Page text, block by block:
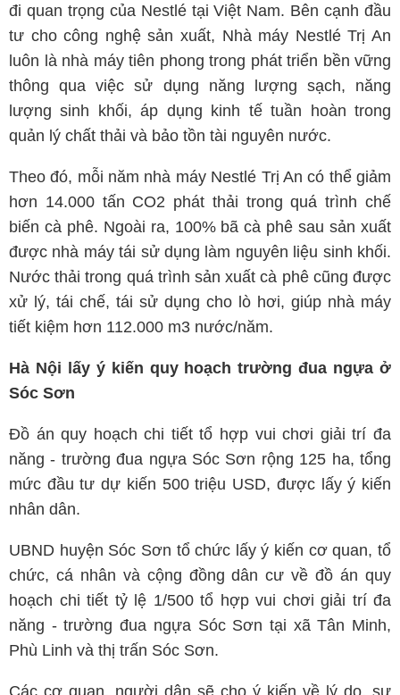
đi quan trọng của Nestlé tại Việt Nam. Bên cạnh đầu
tư cho công nghệ sản xuất, Nhà máy Nestlé Trị An
luôn là nhà máy tiên phong trong phát triển bền vững
thông qua việc sử dụng năng lượng sạch, năng
lượng sinh khối, áp dụng kinh tế tuần hoàn trong
quản lý chất thải và bảo tồn tài nguyên nước.
Theo đó, mỗi năm nhà máy Nestlé Trị An có thể giảm
hơn 14.000 tấn CO2 phát thải trong quá trình chế
biến cà phê. Ngoài ra, 100% bã cà phê sau sản xuất
được nhà máy tái sử dụng làm nguyên liệu sinh khối.
Nước thải trong quá trình sản xuất cà phê cũng được
xử lý, tái chế, tái sử dụng cho lò hơi, giúp nhà máy
tiết kiệm hơn 112.000 m3 nước/năm.
Hà Nội lấy ý kiến quy hoạch trường đua ngựa ở
Sóc Sơn
Đồ án quy hoạch chi tiết tổ hợp vui chơi giải trí đa
năng - trường đua ngựa Sóc Sơn rộng 125 ha, tổng
mức đầu tư dự kiến 500 triệu USD, được lấy ý kiến
nhân dân.
UBND huyện Sóc Sơn tổ chức lấy ý kiến cơ quan, tổ
chức, cá nhân và cộng đồng dân cư về đồ án quy
hoạch chi tiết tỷ lệ 1/500 tổ hợp vui chơi giải trí đa
năng - trường đua ngựa Sóc Sơn tại xã Tân Minh,
Phù Linh và thị trấn Sóc Sơn.
Các cơ quan, người dân sẽ cho ý kiến về lý do, sự